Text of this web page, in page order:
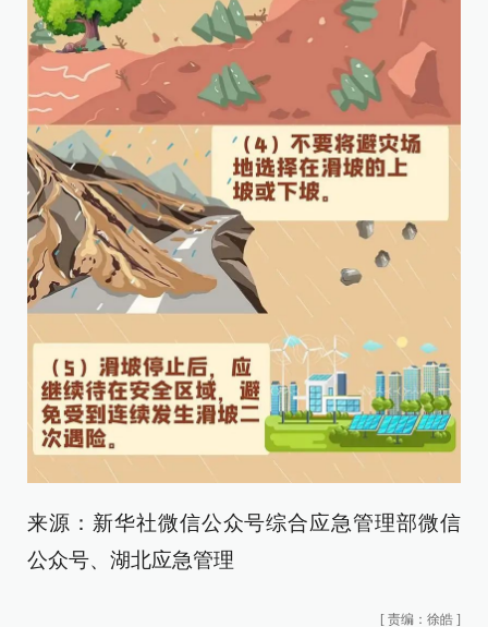
来源：新华社微信公众号综合应急管理部微信
公众号、湖北应急管理
[ 责编：徐皓 ]